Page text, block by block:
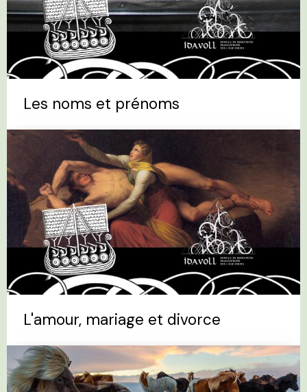
Les noms et prénoms
L'amour, mariage et divorce